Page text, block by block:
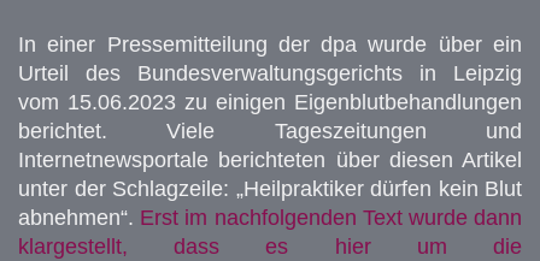
In einer Pressemitteilung der dpa wurde über ein
Urteil des Bundesverwaltungsgerichts in Leipzig
vom 15.06.2023 zu einigen Eigenblutbehandlungen
berichtet. Viele Tageszeitungen und
Internetnewsportale berichteten über diesen Artikel
unter der Schlagzeile: „Heilpraktiker dürfen kein Blut
abnehmen“. Erst im nachfolgenden Text wurde dann
klargestellt, dass es hier um die